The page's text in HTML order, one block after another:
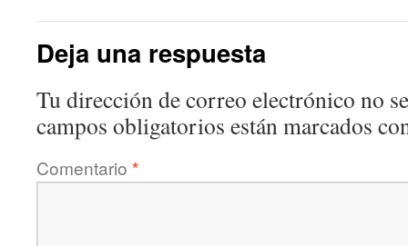
Deja una respuesta
Tu dirección de correo electrónico no
campos obligatorios están marcados
Comentario *